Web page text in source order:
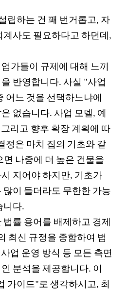
립하는 건 꽤 번거롭고, 자
계사도 필요하다고 하던데,
가들이 규제에 대해 느끼
반영합니다. 사실 "사업
어느 것을 선택하느냐에
없습니다. 사업 모델, 예
리고 향후 확장 계획에 따
정은 마치 집의 기초와 같
면 나중에 더 높은 건물을
지어야 하지만, 기초가
많이 들더라도 무한한 가능
니다.
률 용어를 배제하고 경제
최신 규정을 종합하여 법
업 운영 방식 등 모든 측면
분석을 제공합니다. 이
가이드"로 생각하시고, 최